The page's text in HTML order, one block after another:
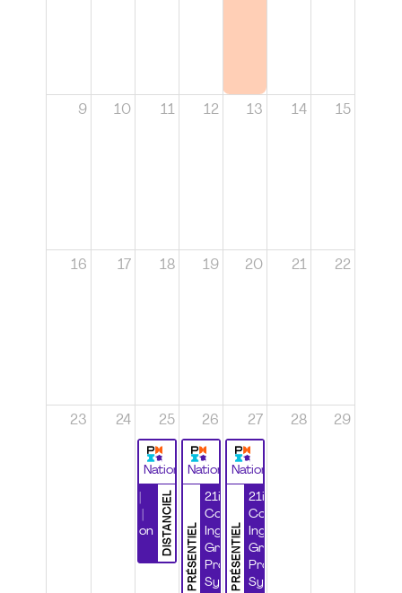
9 10 11 12 13 14 15
16 17 18 19 20 21 22
23 24 25
National
DISTANCIEL
Certification
26
National
PRÉSENTIEL
21ième
Congrès
Ingénierie
Grands
Projets et
Systèmes
27
National
PRÉSENTIEL
21ième
Congrès
Ingénierie
Grands
Projets et
Systèmes
28 29